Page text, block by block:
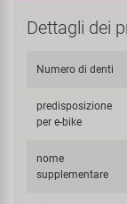
Dettagli dei
Numero di denti
predisposizione
per e-bike
nome
supplementare